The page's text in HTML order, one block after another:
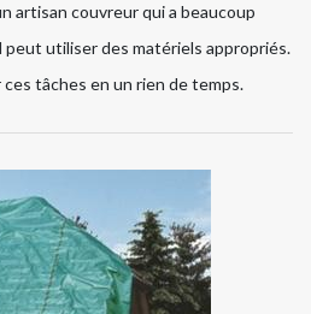
artisan couvreur qui a beaucoup
peut utiliser des matériels appropriés.
tâches en un rien de temps.